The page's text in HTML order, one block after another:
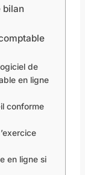
bilan
de
en ligne
conforme
en ligne si